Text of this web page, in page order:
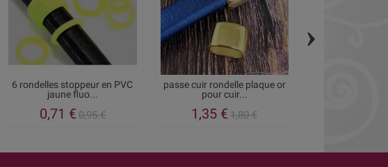
6 rondelles stoppeur en PVC
jaune fluo...
0,71 €0,95 €
passe cuir rondelle plaque or
pour cuir...
1,35 €1,80 €
›